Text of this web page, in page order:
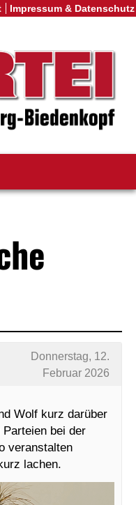
Donnerstag, 12.
Februar 2026
Wolf kurz darüber
bei der
veranstalten
lachen.
Impressum & Datenschutz